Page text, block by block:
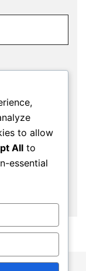
in thisto allow
All to
essential